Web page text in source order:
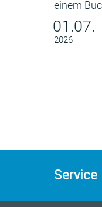
01.07.
2026
Service